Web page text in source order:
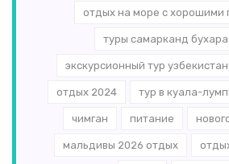
отдых на море с хорошими
туры самарканд бухара
экскурсионный тур узбекистан
отдых 2024 тур в куала-
чимган питание
мальдивы 2026 отдых